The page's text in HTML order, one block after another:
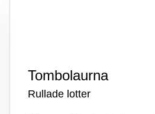
Tombolaurna
Rullade lotter